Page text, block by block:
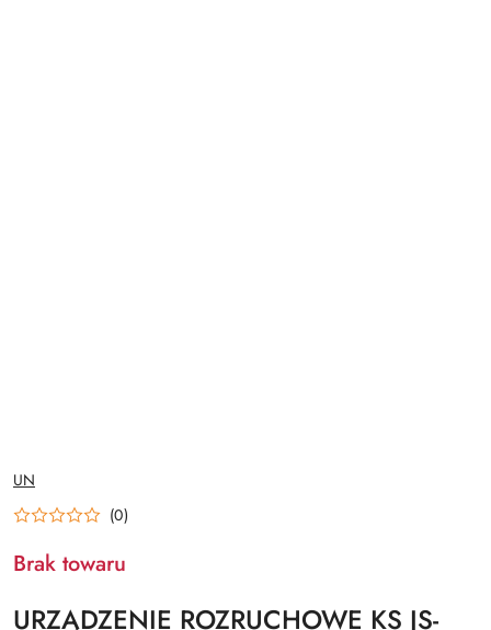
NAZWA
PRODUCENTA:
UN
(0)
Brak towaru
URZĄDZENIE ROZRUCHOWE KS JS-